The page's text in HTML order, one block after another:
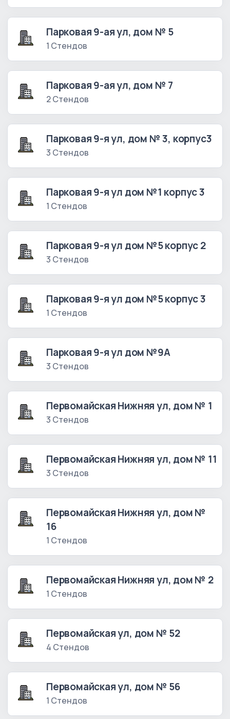
Парковая 9-ая ул, дом № 5
1 Стендов
Парковая 9-ая ул, дом № 7
2 Стендов
Парковая 9-я ул, дом № 3, корпус3
3 Стендов
Парковая 9-я ул дом №1 корпус 3
1 Стендов
Парковая 9-я ул дом №5 корпус 2
3 Стендов
Парковая 9-я ул дом №5 корпус 3
1 Стендов
Парковая 9-я ул дом №9А
3 Стендов
Первомайская Нижняя ул, дом № 1
3 Стендов
Первомайская Нижняя ул, дом № 11
3 Стендов
Первомайская Нижняя ул, дом №
16
1 Стендов
Первомайская Нижняя ул, дом № 2
1 Стендов
Первомайская ул, дом № 52
4 Стендов
Первомайская ул, дом № 56
1 Стендов